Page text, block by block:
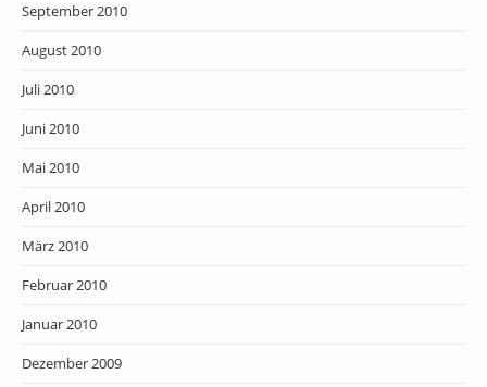
September 2010
August 2010
Juli 2010
Juni 2010
Mai 2010
April 2010
März 2010
Februar 2010
Januar 2010
Dezember 2009